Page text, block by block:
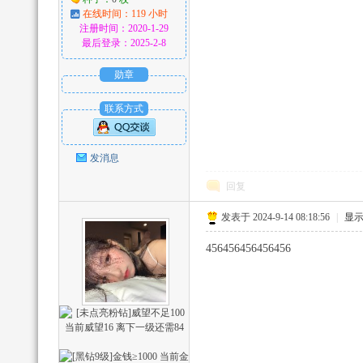
刀
在线时间：119 小时
注册时间：2020-1-29
最后登录：2025-2-8
勋章
联系方式
发消息
回复
发表于 2024-9-14 08:18:56 显
456456456456456